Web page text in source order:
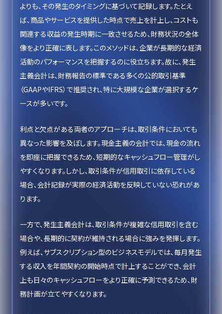
よりも、その発生のタイミングに基づいて記録します。たとえ
ば、商品やサービスを提供した時点で売上を計上し、コストも
関連する収益の発生時期に一致させるため、財務状況の全体
像をより正確に表します。このメソッドは、企業が長期的な経済
活動のパフォーマンスを把握するのに役立ちます。故に、発生
主義会計は、財務報告の標準である多くの公的取引基準
（GAAPやIFRS）で推奨され、特に大規模な企業が選択するケ
ースが多いです。
利点と欠点がある両者のアプローチは、取引条件においても
異なった影響を及ぼします。現金主義の会計では、現金の流れ
を即座に把握できるため、短期的なキャッシュフロー管理がし
やすくなります。しかし、取引条件が信用取引に依存している
場合、会計記録が実際の経済活動を反映していない恐れがあ
ります。
一方で、発生主義会計は、取引条件が複雑な信用取引を含む
場合や、長期的に契約が維持される場合に強みを発揮します。
例えば、サブスクリプション型のビジネスモデルでは、毎月発生
する収入を年間契約の開始時点で計上することができ、会計
上も日々のキャッシュフローをより正確に予測できるため、財
務計画が立てやすくなります。